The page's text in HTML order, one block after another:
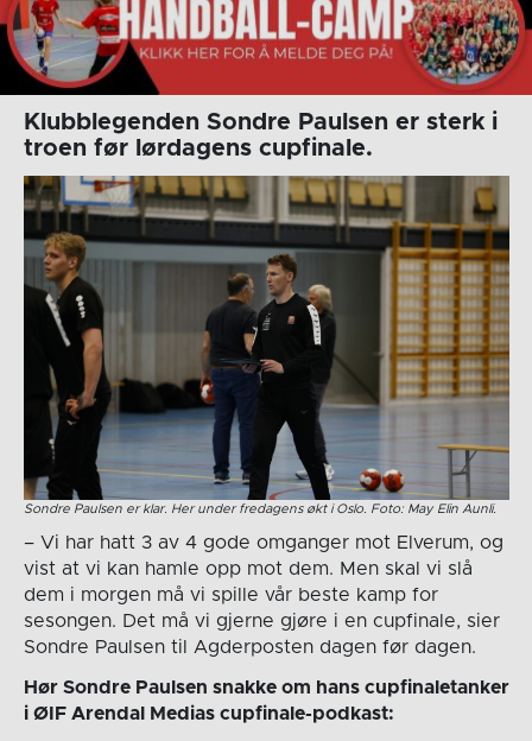
Klubblegenden Sondre Paulsen er sterk i
troen før lørdagens cupfinale.
Sondre Paulsen er klar. Her under fredagens økt i Oslo. Foto: May Elin Aunli.
– Vi har hatt 3 av 4 gode omganger mot Elverum, og
vist at vi kan hamle opp mot dem. Men skal vi slå
dem i morgen må vi spille vår beste kamp for
sesongen. Det må vi gjerne gjøre i en cupfinale, sier
Sondre Paulsen til Agderposten dagen før dagen.
Hør Sondre Paulsen snakke om hans cupfinaletanker
i ØIF Arendal Medias cupfinale-podkast: